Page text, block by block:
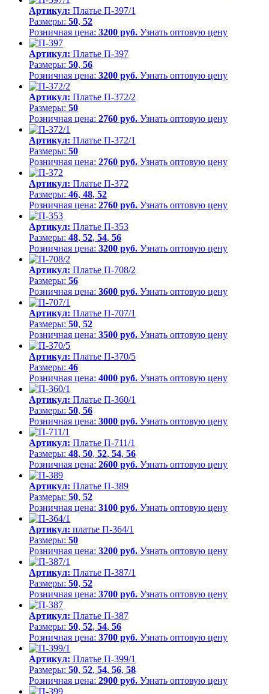
Артикул: Платье П-397/1
Размеры: 50, 52
Розничная цена: 3200 руб. Узнать оптовую цену
Артикул: Платье П-397
Размеры: 50, 56
Розничная цена: 3200 руб. Узнать оптовую цену
Артикул: Платье П-372/2
Размеры: 50
Розничная цена: 2760 руб. Узнать оптовую цену
Артикул: Платье П-372/1
Размеры: 50
Розничная цена: 2760 руб. Узнать оптовую цену
Артикул: Платье П-372
Размеры: 46, 48, 52
Розничная цена: 2760 руб. Узнать оптовую цену
Артикул: Платье П-353
Размеры: 48, 52, 54, 56
Розничная цена: 3200 руб. Узнать оптовую цену
Артикул: Платье П-708/2
Размеры: 56
Розничная цена: 3600 руб. Узнать оптовую цену
Артикул: Платье П-707/1
Размеры: 50, 52
Розничная цена: 3500 руб. Узнать оптовую цену
Артикул: Платье П-370/5
Размеры: 46
Розничная цена: 4000 руб. Узнать оптовую цену
Артикул: Платье П-360/1
Размеры: 50, 56
Розничная цена: 3000 руб. Узнать оптовую цену
Артикул: Платье П-711/1
Размеры: 48, 50, 52, 54, 56
Розничная цена: 2600 руб. Узнать оптовую цену
Артикул: Платье П-389
Размеры: 50, 52
Розничная цена: 3100 руб. Узнать оптовую цену
Артикул: платье П-364/1
Размеры: 50
Розничная цена: 3200 руб. Узнать оптовую цену
Артикул: Платье П-387/1
Размеры: 50, 52
Розничная цена: 3700 руб. Узнать оптовую цену
Артикул: Платье П-387
Размеры: 50, 52, 54, 56
Розничная цена: 3700 руб. Узнать оптовую цену
Артикул: Платье П-399/1
Размеры: 50, 52, 54, 56, 58
Розничная цена: 2900 руб. Узнать оптовую цену